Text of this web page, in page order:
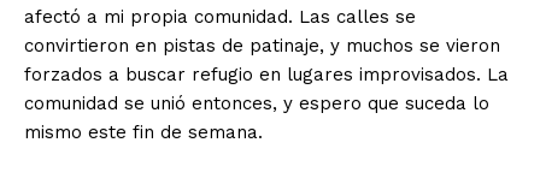
afectó a mi propia comunidad. Las calles se
convirtieron en pistas de patinaje, y muchos se vieron
forzados a buscar refugio en lugares improvisados. La
comunidad se unió entonces, y espero que suceda lo
mismo este fin de semana.